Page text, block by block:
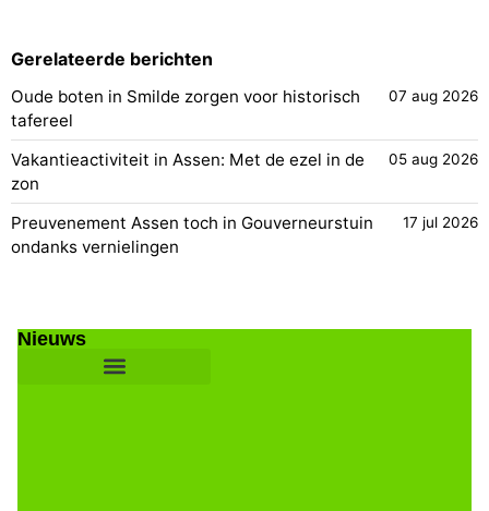
Gerelateerde berichten
Oude boten in Smilde zorgen voor historisch
tafereel
07 aug 2026
Vakantieactiviteit in Assen: Met de ezel in de
zon
05 aug 2026
Preuvenement Assen toch in Gouverneurstuin
ondanks vernielingen
17 jul 2026
Nieuws